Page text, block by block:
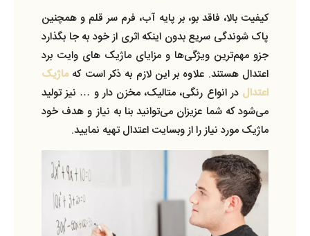
کیفیت بالا، فاقد بو، بر پایه آب، فرم سر قلم و همچنین
پاک شوندگی سریع بدون اینکه اثری از خود به جا بگذارد
جزو مهم‌ترین ویژگی‌ها و مزایای ماژیک‌ های وایت برد
اعتدال هستند‌. علاوه بر این لازم به ذکر است کهماژیک
اعتدال در انواع رنگی، متالیک، مخزن دار و … نیز تولید
می‌شود که شما عزیزان می‌توانید بنا به نیاز و هدف خود
ماژیک مورد نیاز را از وبسایت اعتدال تهیه نمایید.